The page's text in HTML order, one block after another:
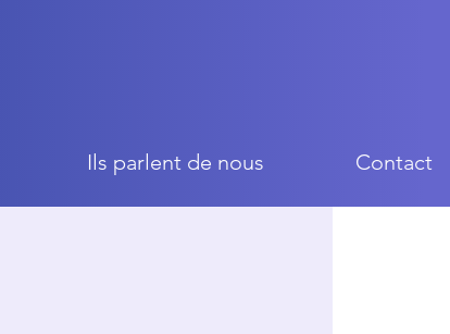
Ils parlent de nous Contact